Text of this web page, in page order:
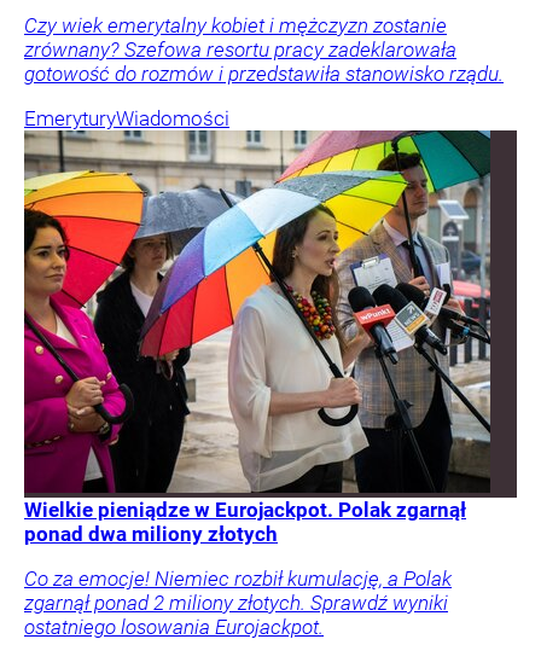
Czy wiek emerytalny kobiet i mężczyzn zostanie
zrównany? Szefowa resortu pracy zadeklarowała
gotowość do rozmów i przedstawiła stanowisko rządu.
EmeryturyWiadomości
Wielkie pieniądze w Eurojackpot. Polak zgarnął
ponad dwa miliony złotych
Co za emocje! Niemiec rozbił kumulację, a Polak
zgarnął ponad 2 miliony złotych. Sprawdź wyniki
ostatniego losowania Eurojackpot.